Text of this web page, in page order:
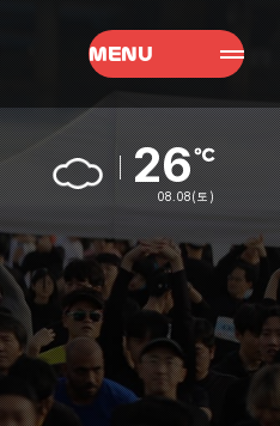
MENU
26
08.08(토)